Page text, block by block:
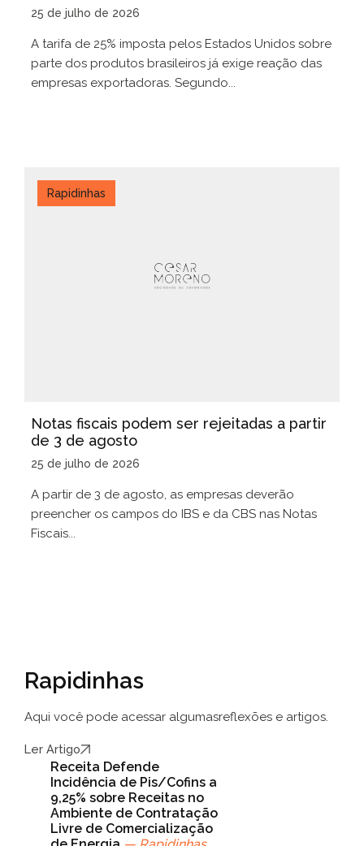
25 de julho de 2026
A tarifa de 25% imposta pelos Estados Unidos sobre
parte dos produtos brasileiros já exige reação das
empresas exportadoras. Segundo...
Rapidinhas
Notas fiscais podem ser rejeitadas a partir
de 3 de agosto
25 de julho de 2026
A partir de 3 de agosto, as empresas deverão
preencher os campos do IBS e da CBS nas Notas
Fiscais...
Rapidinhas
Aqui você pode acessar algumasreflexões e artigos.
Ler Artigo
Receita Defende
Incidência de Pis/Cofins a
9,25% sobre Receitas no
Ambiente de Contratação
Livre de Comercialização